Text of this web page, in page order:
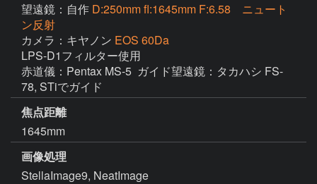
望遠鏡：自作 D:250mm fl:1645mm F:6.58 ニュート
ン反射
カメラ：キヤノン EOS 60Da
LPS-D1フィルター使用
赤道儀：Pentax MS-5  ガイド望遠鏡：タカハシ FS-
78, STiでガイド
焦点距離
1645mm
画像処理
StellaImage9, NeatImage